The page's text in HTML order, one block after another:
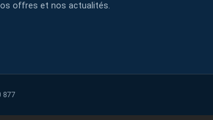
offres et nos actualités.
877